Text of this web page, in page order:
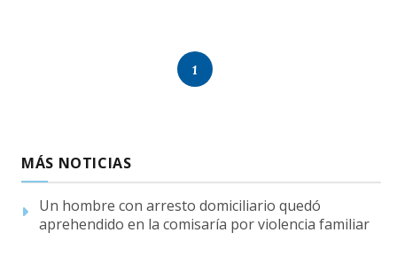
1
MÁS NOTICIAS
Un hombre con arresto domiciliario quedó
aprehendido en la comisaría por violencia familiar